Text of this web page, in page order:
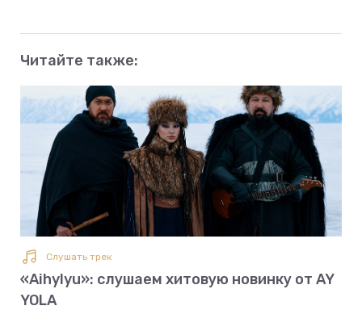
Читайте также:
Слушать трек
«Aihylyu»: слушаем хитовую новинку от AY
YOLA